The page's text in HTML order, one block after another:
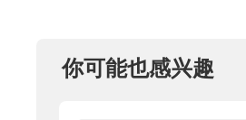
你可能也感兴趣